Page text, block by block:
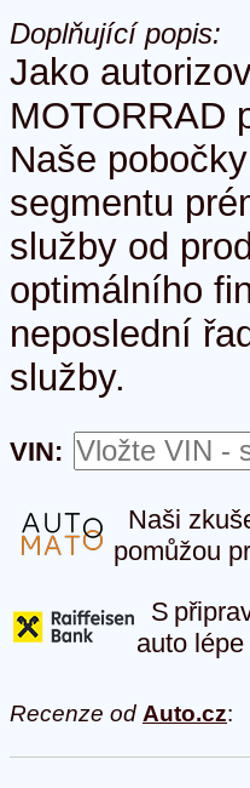
Doplňující popis:
Jako
MOTORRAD
Naše
segmentu
služby od
optimálního
neposlední
služby.
VIN:
Naši
pomůžou
S
auto
Recenze od Auto.cz: